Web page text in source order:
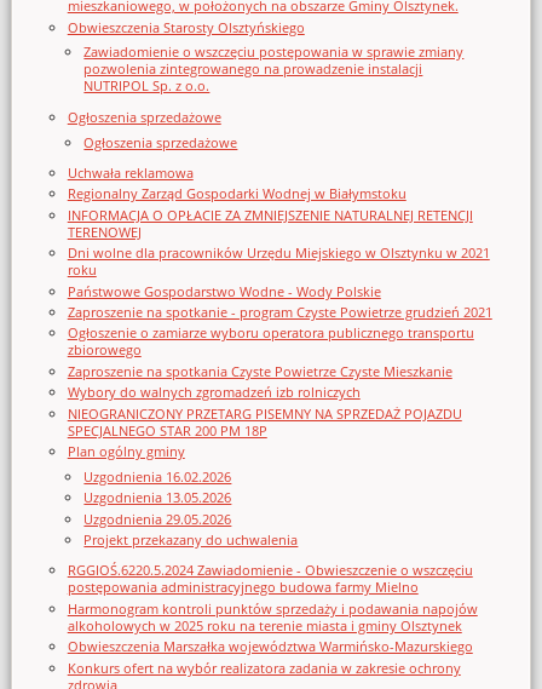
mieszkaniowego, w położonych na obszarze Gminy Olsztynek.
Obwieszczenia Starosty Olsztyńskiego
Zawiadomienie o wszczęciu postępowania w sprawie zmiany
pozwolenia zintegrowanego na prowadzenie instalacji
NUTRIPOL Sp. z o.o.
Ogłoszenia sprzedażowe
Ogłoszenia sprzedażowe
Uchwała reklamowa
Regionalny Zarząd Gospodarki Wodnej w Białymstoku
INFORMACJA O OPŁACIE ZA ZMNIEJSZENIE NATURALNEJ RETENCJI
TERENOWEJ
Dni wolne dla pracowników Urzędu Miejskiego w Olsztynku w 2021
roku
Państwowe Gospodarstwo Wodne - Wody Polskie
Zaproszenie na spotkanie - program Czyste Powietrze grudzień 2021
Ogłoszenie o zamiarze wyboru operatora publicznego transportu
zbiorowego
Zaproszenie na spotkania Czyste Powietrze Czyste Mieszkanie
Wybory do walnych zgromadzeń izb rolniczych
NIEOGRANICZONY PRZETARG PISEMNY NA SPRZEDAŻ POJAZDU
SPECJALNEGO STAR 200 PM 18P
Plan ogólny gminy
Uzgodnienia 16.02.2026
Uzgodnienia 13.05.2026
Uzgodnienia 29.05.2026
Projekt przekazany do uchwalenia
RGGIOŚ.6220.5.2024 Zawiadomienie - Obwieszczenie o wszczęciu
postępowania administracyjnego budowa farmy Mielno
Harmonogram kontroli punktów sprzedaży i podawania napojów
alkoholowych w 2025 roku na terenie miasta i gminy Olsztynek
Obwieszczenia Marszałka województwa Warmińsko-Mazurskiego
Konkurs ofert na wybór realizatora zadania w zakresie ochrony
zdrowia